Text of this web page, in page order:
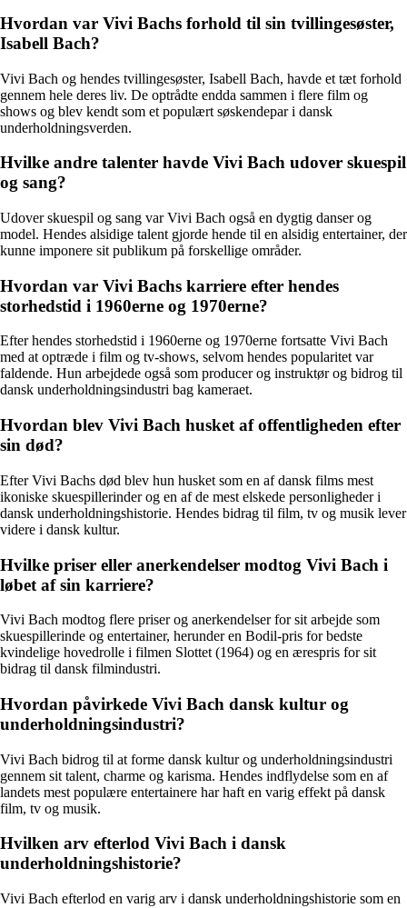
Hvordan var Vivi Bachs forhold til sin tvillingesøster,
Isabell Bach?
Vivi Bach og hendes tvillingesøster, Isabell Bach, havde et tæt forhold
gennem hele deres liv. De optrådte endda sammen i flere film og
shows og blev kendt som et populært søskendepar i dansk
underholdningsverden.
Hvilke andre talenter havde Vivi Bach udover skuespil
og sang?
Udover skuespil og sang var Vivi Bach også en dygtig danser og
model. Hendes alsidige talent gjorde hende til en alsidig entertainer, der
kunne imponere sit publikum på forskellige områder.
Hvordan var Vivi Bachs karriere efter hendes
storhedstid i 1960erne og 1970erne?
Efter hendes storhedstid i 1960erne og 1970erne fortsatte Vivi Bach
med at optræde i film og tv-shows, selvom hendes popularitet var
faldende. Hun arbejdede også som producer og instruktør og bidrog til
dansk underholdningsindustri bag kameraet.
Hvordan blev Vivi Bach husket af offentligheden efter
sin død?
Efter Vivi Bachs død blev hun husket som en af dansk films mest
ikoniske skuespillerinder og en af de mest elskede personligheder i
dansk underholdningshistorie. Hendes bidrag til film, tv og musik lever
videre i dansk kultur.
Hvilke priser eller anerkendelser modtog Vivi Bach i
løbet af sin karriere?
Vivi Bach modtog flere priser og anerkendelser for sit arbejde som
skuespillerinde og entertainer, herunder en Bodil-pris for bedste
kvindelige hovedrolle i filmen Slottet (1964) og en ærespris for sit
bidrag til dansk filmindustri.
Hvordan påvirkede Vivi Bach dansk kultur og
underholdningsindustri?
Vivi Bach bidrog til at forme dansk kultur og underholdningsindustri
gennem sit talent, charme og karisma. Hendes indflydelse som en af
landets mest populære entertainere har haft en varig effekt på dansk
film, tv og musik.
Hvilken arv efterlod Vivi Bach i dansk
underholdningshistorie?
Vivi Bach efterlod en varig arv i dansk underholdningshistorie som en